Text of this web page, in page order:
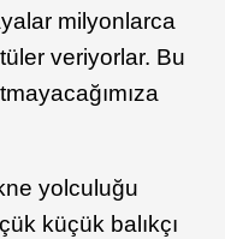
milyonlarca
veriyorlar. Bu
yolculuğu
küçük balıkçı